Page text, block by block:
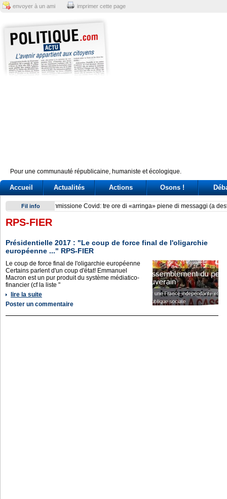
envoyer à un ami imprimer cette page
Pour une communauté républicaine, humaniste et écologique.
Accueil Actualités Actions Osons !
Fil info Delmastro, chat oscurate. Tre ricorsi alla Consulta per
RPS-FIER
Présidentielle 2017 : "Le coup de force final de l'oligarchie
européenne ..." RPS-FIER
Le coup de force final de l'oligarchie européenne
Certains parlent d'un coup d'état! Emmanuel
Macron est un pur produit du système médiatico-
financier (cf la liste "
lire la suite
Poster un commentaire